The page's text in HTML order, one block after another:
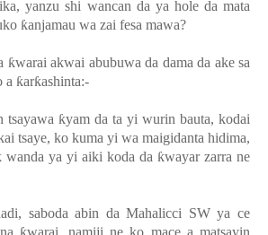
yanzu shi wancan da ya hole da mata
ƙanjamau wa zai fesa mawa?
ƙwarai akwai abubuwa da dama da ake sa
a ƙarƙashinta:-
tsayawa ƙyam da ta yi wurin bauta, kodai
tsaye, ko kuma yi wa maigidanta hidima,
ya yi aiki koda da ƙwayar zarra ne
saboda abin da Mahalicci SW ya ce
warai, namiji ne ko mace a matsayin